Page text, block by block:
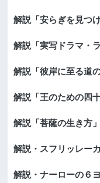
解説「安らぎを見つ
解説「実写ドラマ・
解説「彼岸に至る道の
解説「王のための四
解説「菩薩の生き方」
解説・スフリッレーカ
解説・ナーローの６